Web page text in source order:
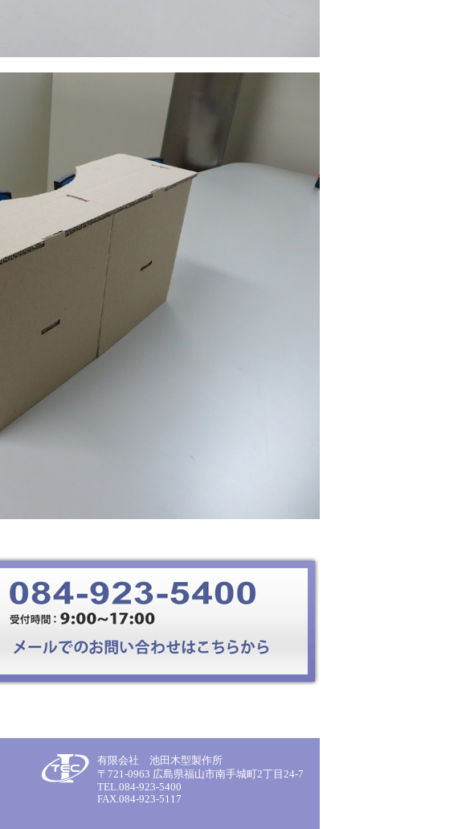
有限会社 池田木型製作所
〒721-0963 広島県福山市南手城町2丁目24-7
TEL.084-923-5400
FAX.084-923-5117